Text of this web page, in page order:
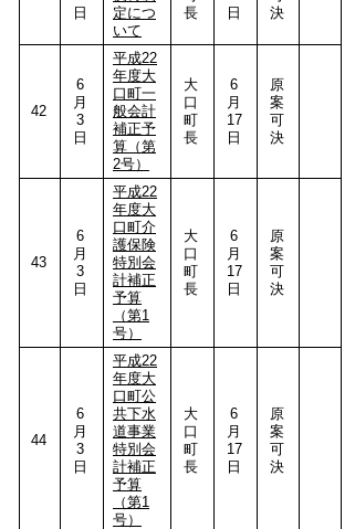
日
定につ
いて
長
日
決
42
6
月
3
日
平成22
年度大
口町一
般会計
補正予
算（第
2号）
大
口
町
長
6
月
17
日
原
案
可
決
43
6
月
3
日
平成22
年度大
口町介
護保険
特別会
計補正
予算
（第1
号）
大
口
町
長
6
月
17
日
原
案
可
決
44
6
月
3
日
平成22
年度大
口町公
共下水
道事業
特別会
計補正
予算
（第1
号）
大
口
町
長
6
月
17
日
原
案
可
決